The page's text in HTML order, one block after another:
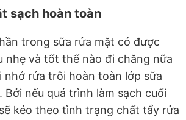
sạch hoàn toàn
trong sữa rửa mặt có được
nhẹ và tốt thế nào đi chăng nữa
nhớ rửa trôi hoàn toàn lớp sữa
Bởi nếu quá trình làm sạch cuối
kéo theo tình trạng chất tẩy rửa